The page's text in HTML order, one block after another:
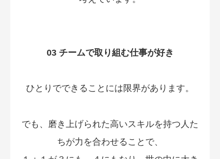
03 チームで取り組む仕事が好き
ひとりでできることには限界があります。
でも、磨き上げられた高いスキルを持つ人た
ちが力を合わせることで、